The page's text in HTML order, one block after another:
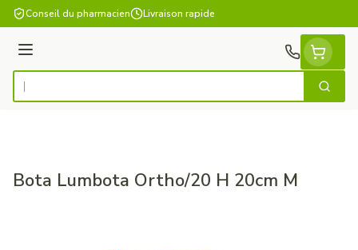
Aller au contenu
Conseil du pharmacien Livraison rapide
Menu
Rechercher
Bota Lumbota Ortho/20 H 20cm M